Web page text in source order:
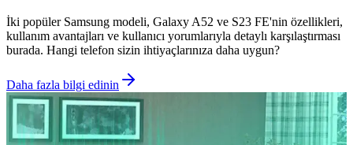
İki popüler Samsung modeli, Galaxy A52 ve S23 FE'nin özellikleri,
kullanım avantajları ve kullanıcı yorumlarıyla detaylı karşılaştırması
burada. Hangi telefon sizin ihtiyaçlarınıza daha uygun?
Daha fazla bilgi edinin